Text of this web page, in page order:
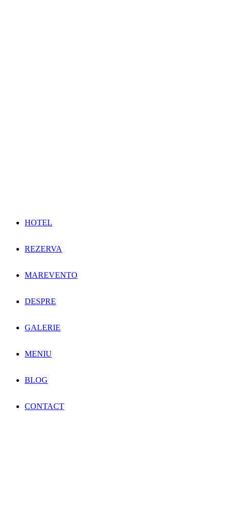
HOTEL
REZERVA
MAREVENTO
DESPRE
GALERIE
MENIU
BLOG
CONTACT